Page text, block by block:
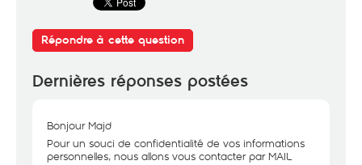
Répondre à cette question
Dernières réponses postées
Bonjour Majd
Pour un souci de confidentialité de vos informations
personnelles, nous allons vous contacter par MAIL